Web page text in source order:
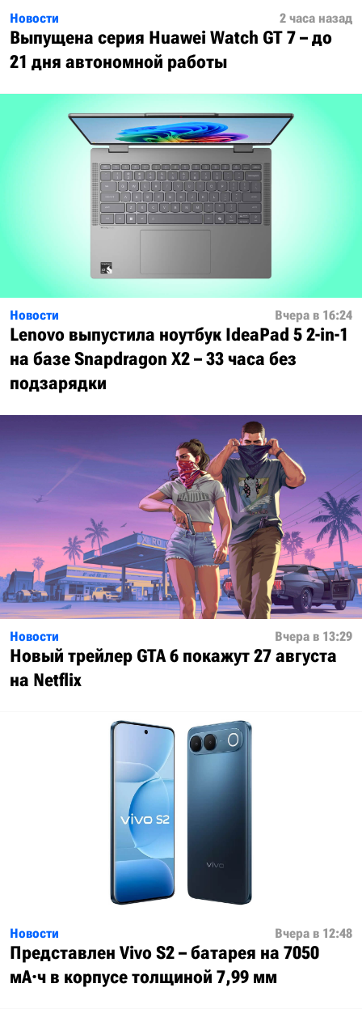
Новости 2 часа назад
Выпущена серия Huawei Watch GT 7 – до
21 дня автономной работы
Новости Вчера в 16:24
Lenovo выпустила ноутбук IdeaPad 5 2-in-1
на базе Snapdragon X2 – 33 часа без
подзарядки
Новости Вчера в 13:29
Новый трейлер GTA 6 покажут 27 августа
на Netflix
Новости Вчера в 12:48
Представлен Vivo S2 – батарея на 7050
мА·ч в корпусе толщиной 7,99 мм